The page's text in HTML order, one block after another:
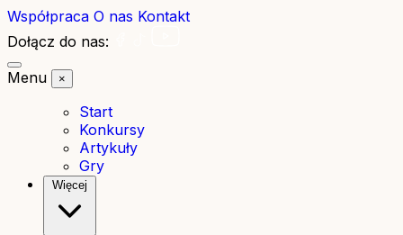
Współpraca O nas Kontakt
Dołącz do nas:
Menu
×
Start
Konkursy
Artykuły
Gry
Więcej